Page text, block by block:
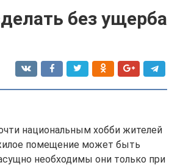
без ущерба
национальным хобби жителей
помещение может быть
необходимы они только при